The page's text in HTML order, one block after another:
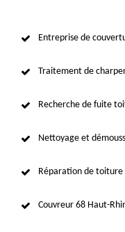
Entreprise de
Traitement de
Recherche de fuite
Nettoyage et
Réparation de toiture
Couvreur 68 Haut-